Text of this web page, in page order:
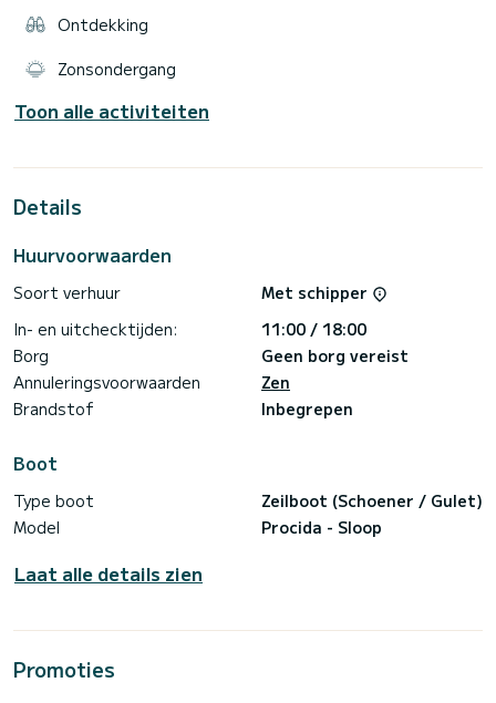
Ontdekking
Zonsondergang
Toon alle activiteiten
Details
Huurvoorwaarden
Soort verhuur
Met schipper
In- en uitchecktijden:
11:00 / 18:00
Borg
Geen borg vereist
Annuleringsvoorwaarden
Zen
Brandstof
Inbegrepen
Boot
Type boot
Zeilboot (Schoener / Gulet)
Model
Procida - Sloop
Laat alle details zien
Promoties